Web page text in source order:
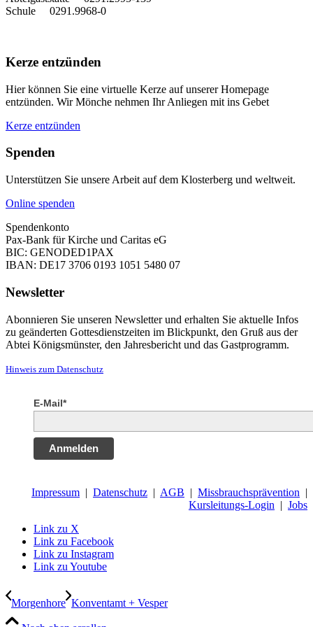
Schule 0291.9968-0
Kerze entzünden
Hier können Sie eine virtuelle Kerze auf unserer Homepage
entzünden. Wir Mönche nehmen Ihr Anliegen mit ins Gebet
Kerze entzünden
Spenden
Unterstützen Sie unsere Arbeit auf dem Klosterberg und weltweit.
Online spenden
Spendenkonto
Pax-Bank für Kirche und Caritas eG
BIC: GENODED1PAX
IBAN: DE17 3706 0193 1051 5480 07
Newsletter
Abonnieren Sie unseren Newsletter und erhalten Sie aktuelle Infos
zu geänderten Gottesdienstzeiten im Blickpunkt, den Gruß aus der
Abtei Königsmünster, den Jahresbericht und das Gastprogramm.
Hinweis zum Datenschutz
E-Mail*
Anmelden
Impressum | Datenschutz | AGB | Missbrauchsprävention |
Kursleitungs-Login | Jobs
Link zu X
Link zu Facebook
Link zu Instagram
Link zu Youtube
Morgenhore Konventamt + Vesper